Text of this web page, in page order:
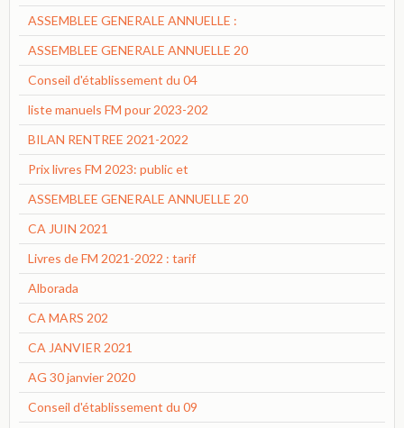
ASSEMBLEE GENERALE ANNUELLE :
ASSEMBLEE GENERALE ANNUELLE 20
Conseil d'établissement du 04
liste manuels FM pour 2023-202
BILAN RENTREE 2021-2022
Prix livres FM 2023: public et
ASSEMBLEE GENERALE ANNUELLE 20
CA JUIN 2021
Livres de FM 2021-2022 : tarif
Alborada
CA MARS 202
CA JANVIER 2021
AG 30 janvier 2020
Conseil d'établissement du 09